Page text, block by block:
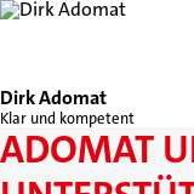
Dirk Adomat
Klar und kompetent
ADOMAT